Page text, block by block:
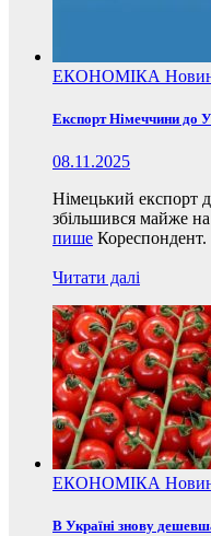
ЕКОНОМІКА
Експорт Німеччини до
08.11.2025
Німецький експорт
збільшився майже
пише Кореспондент.
Читати далі
ЕКОНОМІКА
В Україні знову